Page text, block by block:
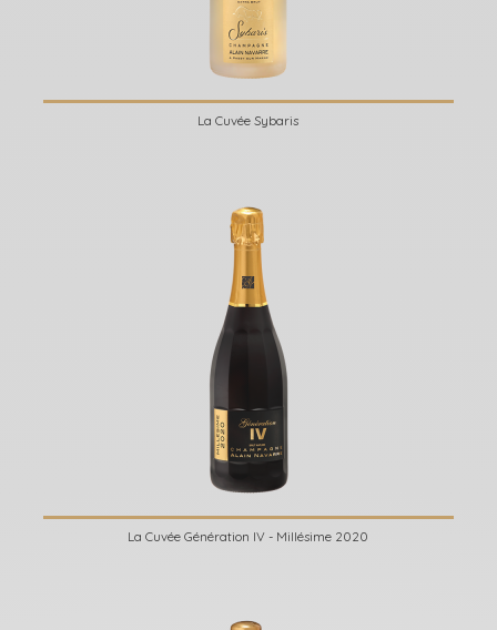
La Cuvée Sybaris
La Cuvée Génération IV - Millésime 2020